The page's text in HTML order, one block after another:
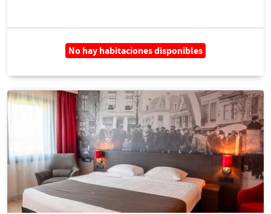
No hay habitaciones disponibles